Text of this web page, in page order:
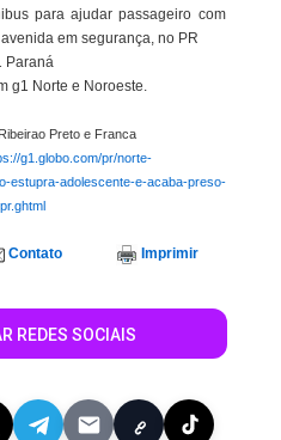
para ajudar passageiro com
em segurança, no PR
Paraná
g1 Norte e Noroeste.
Preto e Franca
g1.globo.com/pr/norte-
estupra-adolescente-e-acaba-preso-
Contato Imprimir
REDES SOCIAIS